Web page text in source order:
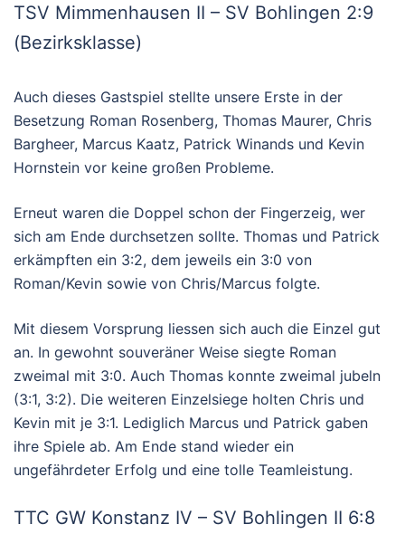
TSV Mimmenhausen II – SV Bohlingen 2:9
(Bezirksklasse)
Auch dieses Gastspiel stellte unsere Erste in der
Besetzung Roman Rosenberg, Thomas Maurer, Chris
Bargheer, Marcus Kaatz, Patrick Winands und Kevin
Hornstein vor keine großen Probleme.
Erneut waren die Doppel schon der Fingerzeig, wer
sich am Ende durchsetzen sollte. Thomas und Patrick
erkämpften ein 3:2, dem jeweils ein 3:0 von
Roman/Kevin sowie von Chris/Marcus folgte.
Mit diesem Vorsprung liessen sich auch die Einzel gut
an. In gewohnt souveräner Weise siegte Roman
zweimal mit 3:0. Auch Thomas konnte zweimal jubeln
(3:1, 3:2). Die weiteren Einzelsiege holten Chris und
Kevin mit je 3:1. Lediglich Marcus und Patrick gaben
ihre Spiele ab. Am Ende stand wieder ein
ungefährdeter Erfolg und eine tolle Teamleistung.
TTC GW Konstanz IV – SV Bohlingen II 6:8